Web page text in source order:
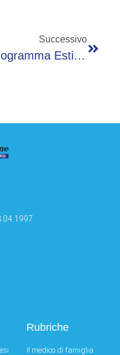
Successivo
Programma Estivo 2023 A Clusone: Sportumanza, Gravel E Presolana Race
Rubriche
Il medico di famiglia